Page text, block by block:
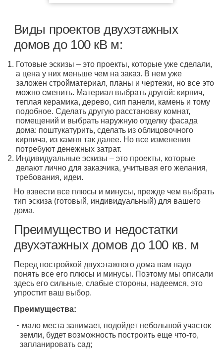
Виды проектов двухэтажных
домов до 100 кВ м:
Готовые эскизы – это проекты, которые уже сделали,
а цена у них меньше чем на заказ. В нем уже
заложен стройматериал, планы и чертежи, но все это
можно сменить. Материал выбрать другой: кирпич,
теплая керамика, дерево, сип панели, камень и тому
подобное. Сделать другую расстановку комнат,
помещений и выбрать наружную отделку фасада
дома: поштукатурить, сделать из облицовочного
кирпича, из камня так далее. Но все изменения
потребуют денежных затрат.
Индивидуальные эскизы – это проекты, которые
делают лично для заказчика, учитывая его желания,
требования, идеи.
Но взвести все плюсы и минусы, прежде чем выбрать
тип эскиза (готовый, индивидуальный) для вашего
дома.
Преимущество и недостатки
двухэтажных домов до 100 кв. м
Перед постройкой двухэтажного дома вам надо
понять все его плюсы и минусы. Поэтому мы описали
здесь его сильные, слабые стороны, надеемся, это
упростит ваш выбор.
Преимущества:
мало места занимает, подойдет небольшой участок
земли, будет возможность построить еще что-то,
запланировать сад;